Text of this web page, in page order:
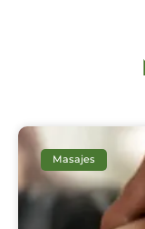
Masajes